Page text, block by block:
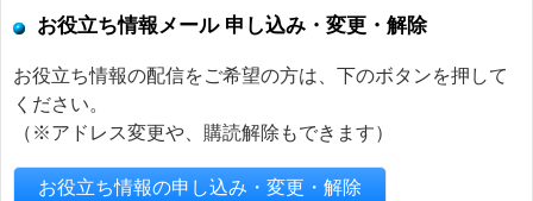
お役立ち情報メール 申し込み・変更・解除
お役立ち情報の配信をご希望の方は、下のボタンを押して
ください。
（※アドレス変更や、購読解除もできます）
お役立ち情報の申し込み・変更・解除